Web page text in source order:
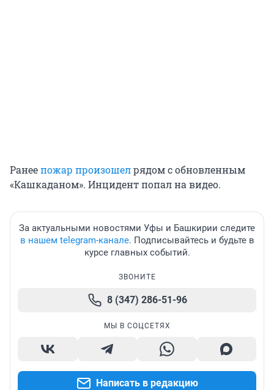
Ранеепожар произошелрядом с обновленным
«Кашкаданом». Инцидент попал на видео.
За актуальными новостями Уфы и Башкирии следите
в нашем telegram-канале. Подписывайтесь и будьте в
курсе главных событий.
ЗВОНИТЕ
8 (347) 286-51-96
МЫ В СОЦСЕТЯХ
Написать в редакцию